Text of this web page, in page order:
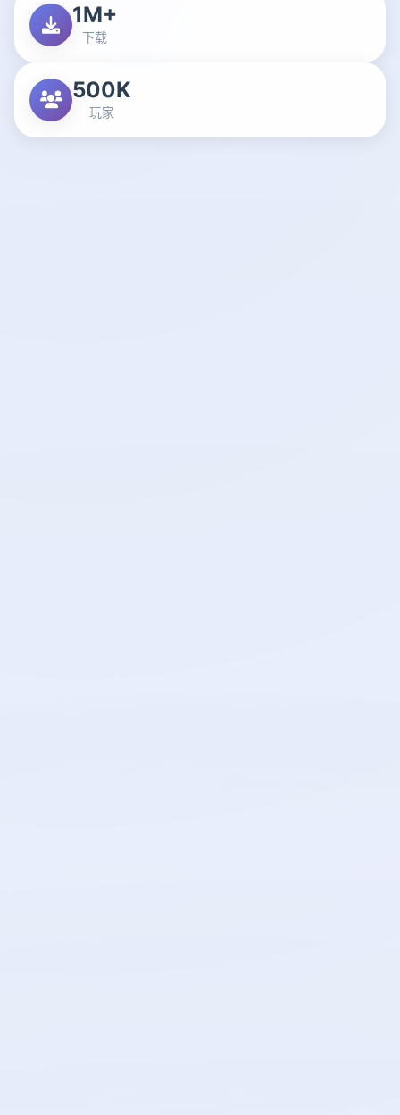
1M+
下载
500K
玩家